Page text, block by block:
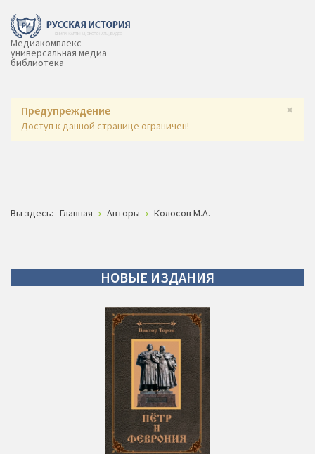
Медиакомплекс -
универсальная медиа
библиотека
×
Предупреждение
Доступ к данной странице ограничен!
Вы здесь: Главная Авторы Колосов М.А.
НОВЫЕ ИЗДАНИЯ